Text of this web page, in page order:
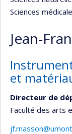
Sciences
Jean-
et
Directeur de
Faculté des arts